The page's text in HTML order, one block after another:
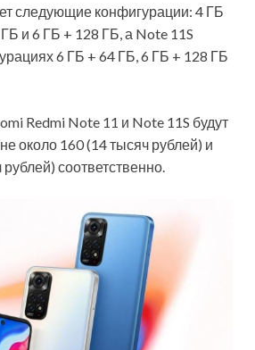
следующие конфигурации: 4 ГБ
и 6 ГБ + 128 ГБ, а Note 11S
6 ГБ + 64 ГБ, 6 ГБ + 128 ГБ
Redmi Note 11 и Note 11S будут
около 160 (14 тысяч рублей) и
соответственно.